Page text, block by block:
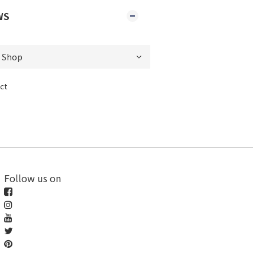
Follow us on